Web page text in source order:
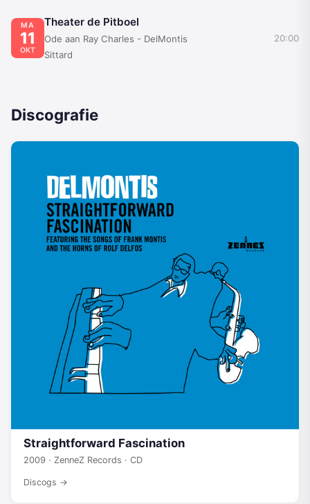
MA
11
OKT
Theater de Pitboel
Ode aan Ray Charles - DelMontis
Sittard
20:00
Discografie
Straightforward Fascination
2009 · ZenneZ Records · CD
Discogs →